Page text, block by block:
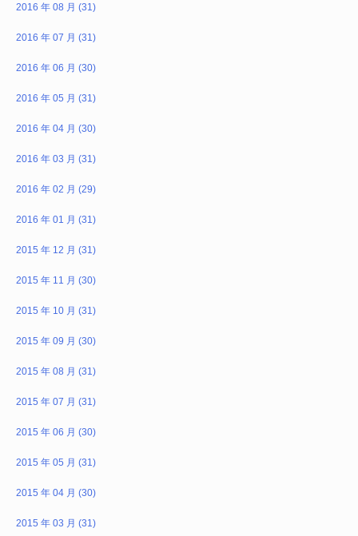
2016 年 08 月 (31)
2016 年 07 月 (31)
2016 年 06 月 (30)
2016 年 05 月 (31)
2016 年 04 月 (30)
2016 年 03 月 (31)
2016 年 02 月 (29)
2016 年 01 月 (31)
2015 年 12 月 (31)
2015 年 11 月 (30)
2015 年 10 月 (31)
2015 年 09 月 (30)
2015 年 08 月 (31)
2015 年 07 月 (31)
2015 年 06 月 (30)
2015 年 05 月 (31)
2015 年 04 月 (30)
2015 年 03 月 (31)